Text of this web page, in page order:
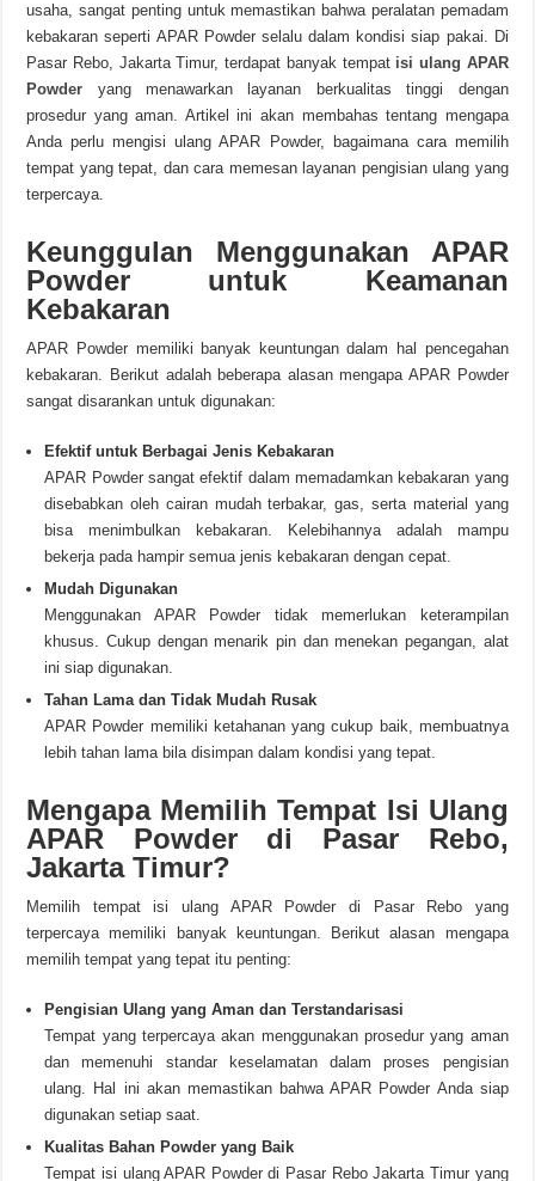
usaha, sangat penting untuk memastikan bahwa peralatan pemadam
kebakaran seperti APAR Powder selalu dalam kondisi siap pakai. Di
Pasar Rebo, Jakarta Timur, terdapat banyak tempat isi ulang APAR
Powder yang menawarkan layanan berkualitas tinggi dengan
prosedur yang aman. Artikel ini akan membahas tentang mengapa
Anda perlu mengisi ulang APAR Powder, bagaimana cara memilih
tempat yang tepat, dan cara memesan layanan pengisian ulang yang
terpercaya.
Keunggulan Menggunakan APAR
Powder untuk Keamanan
Kebakaran
APAR Powder memiliki banyak keuntungan dalam hal pencegahan
kebakaran. Berikut adalah beberapa alasan mengapa APAR Powder
sangat disarankan untuk digunakan:
Efektif untuk Berbagai Jenis Kebakaran
APAR Powder sangat efektif dalam memadamkan kebakaran yang
disebabkan oleh cairan mudah terbakar, gas, serta material yang
bisa menimbulkan kebakaran. Kelebihannya adalah mampu
bekerja pada hampir semua jenis kebakaran dengan cepat.
Mudah Digunakan
Menggunakan APAR Powder tidak memerlukan keterampilan
khusus. Cukup dengan menarik pin dan menekan pegangan, alat
ini siap digunakan.
Tahan Lama dan Tidak Mudah Rusak
APAR Powder memiliki ketahanan yang cukup baik, membuatnya
lebih tahan lama bila disimpan dalam kondisi yang tepat.
Mengapa Memilih Tempat Isi Ulang
APAR Powder di Pasar Rebo,
Jakarta Timur?
Memilih tempat isi ulang APAR Powder di Pasar Rebo yang
terpercaya memiliki banyak keuntungan. Berikut alasan mengapa
memilih tempat yang tepat itu penting:
Pengisian Ulang yang Aman dan Terstandarisasi
Tempat yang terpercaya akan menggunakan prosedur yang aman
dan memenuhi standar keselamatan dalam proses pengisian
ulang. Hal ini akan memastikan bahwa APAR Powder Anda siap
digunakan setiap saat.
Kualitas Bahan Powder yang Baik
Tempat isi ulang APAR Powder di Pasar Rebo Jakarta Timur yang